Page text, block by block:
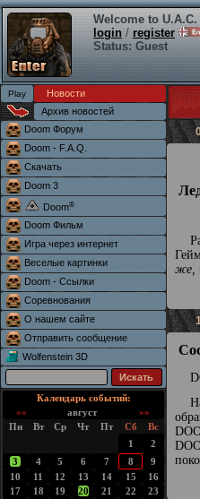
Welcome to U.A.C.
login / register
Status: Guest
Новости
Архив новостей
Doom Форум
Doom - F.A.Q.
Скачать
Doom 3
Doom®
Doom Фильм
Игра через интернет
Веселые картинки
Doom - Ссылки
Соревнования
О нашем сайте
Отправить сообщение
Wolfenstein 3D
Календарь событий:
««
август
»»
Пн
Вт Ср Чт Пт Сб
Вс
1
2
3
4 5 6 7 8
9
10
11 12 13 14 15
16
17
18 19 20 21 22
23
же,